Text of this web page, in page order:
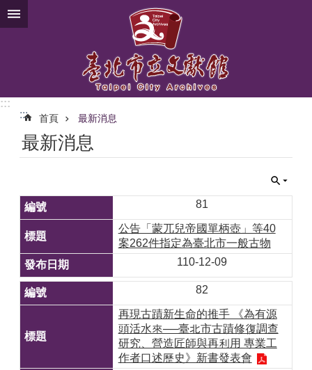
跳到主要內容區塊
:::
:::
首頁 最新消息
最新消息
81
公告「蒙兀兒帝國單柄壺」等40
案262件指定為臺北市一般古物
110-12-09
82
再現古蹟新生命的推手 《為有源
頭活水來──臺北市古蹟修復調查
研究、營造匠師與再利用 專業工
作者口述歷史》新書發表會